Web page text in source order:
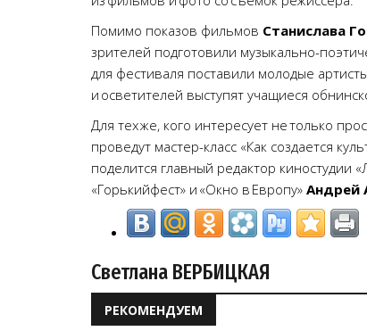
Помимо показов фильмов Станислава
зрителей подготовили музыкально-
для фестиваля поставили молодые
и осветителей выступят учащиеся
Для тех же, кого интересует не только
проведут мастер-класс «Как создается
поделится главный редактор
«Горькийфест» и «Окно в Европу» Андрей
Светлана ВЕРБИЦКАЯ
РЕКОМЕНДУЕМ